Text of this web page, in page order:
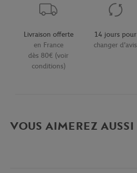
Livraison offerte
en France
dès 80€ (voir
conditions)
14 jours pour
changer d'avis
VOUS AIMEREZ AUSSI